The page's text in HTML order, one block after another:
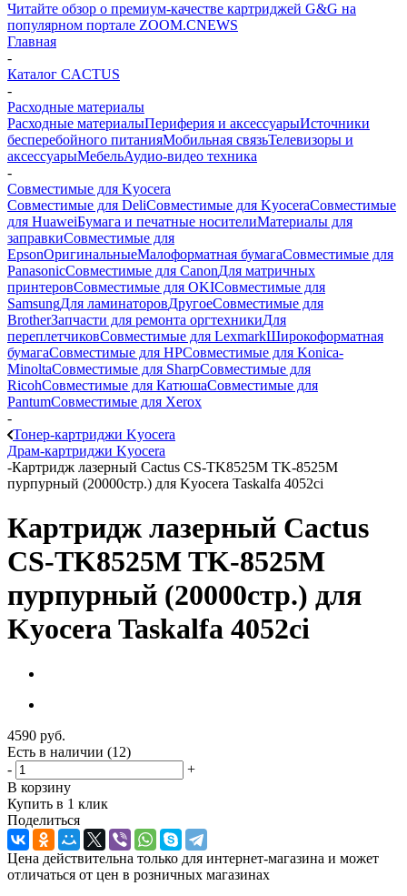
Читайте обзор о премиум-качестве картриджей G&G на
популярном портале ZOOM.CNEWS
Главная
-
Каталог CACTUS
-
Расходные материалы
Расходные материалыПериферия и аксессуарыИсточники
бесперебойного питанияМобильная связьТелевизоры и
аксессуарыМебельАудио-видео техника
-
Совместимые для Kyocera
Совместимые для DeliСовместимые для KyoceraСовместимые
для HuaweiБумага и печатные носителиМатериалы для
заправкиСовместимые для
EpsonОригинальныеМалоформатная бумагаСовместимые для
PanasonicСовместимые для CanonДля матричных
принтеровСовместимые для OKIСовместимые для
SamsungДля ламинаторовДругоеСовместимые для
BrotherЗапчасти для ремонта оргтехникиДля
переплетчиковСовместимые для LexmarkШирокоформатная
бумагаСовместимые для HPСовместимые для Konica-
MinoltaСовместимые для SharpСовместимые для
RicohСовместимые для КатюшаСовместимые для
PantumСовместимые для Xerox
-
Тонер-картриджи Kyocera
Драм-картриджи Kyocera
-Картридж лазерный Cactus CS-TK8525M TK-8525M
пурпурный (20000стр.) для Kyocera Taskalfa 4052ci
Картридж лазерный Cactus
CS-TK8525M TK-8525M
пурпурный (20000стр.) для
Kyocera Taskalfa 4052ci
4590 руб.
Есть в наличии (12)
-
+
В корзину
Купить в 1 клик
Поделиться
Цена действительна только для интернет-магазина и может
отличаться от цен в розничных магазинах